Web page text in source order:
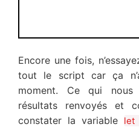
Encore une fois,
tout le script car ça
moment. Ce qui
résultats renvoyés et
constater la variable let